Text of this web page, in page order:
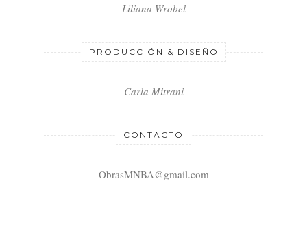
Liliana Wrobel
PRODUCCIÓN & DISEÑO
Carla Mitrani
CONTACTO
ObrasMNBA@gmail.com